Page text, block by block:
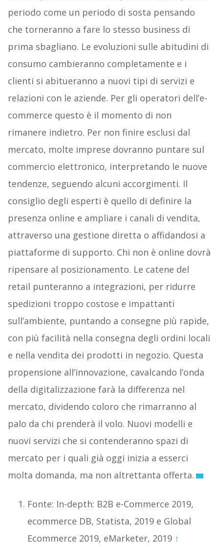
periodo come un periodo di sosta pensando
che torneranno a fare lo stesso business di
prima sbagliano. Le evoluzioni sulle abitudini di
consumo cambieranno completamente e i
clienti si abitueranno a nuovi tipi di servizi e
relazioni con le aziende. Per gli operatori dell’e-
commerce questo è il momento di non
rimanere indietro. Per non finire esclusi dal
mercato, molte imprese dovranno puntare sul
commercio elettronico, interpretando le nuove
tendenze, seguendo alcuni accorgimenti. Il
consiglio degli esperti è quello di definire la
presenza online e ampliare i canali di vendita,
attraverso una gestione diretta o affidandosi a
piattaforme di supporto. Chi non è online dovrà
ripensare al posizionamento. Le catene del
retail punteranno a integrazioni, per ridurre
spedizioni troppo costose e impattanti
sull’ambiente, puntando a consegne più rapide,
con più facilità nella consegna degli ordini locali
e nella vendita dei prodotti in negozio. Questa
propensione all’innovazione, cavalcando l’onda
della digitalizzazione farà la differenza nel
mercato, dividendo coloro che rimarranno al
palo da chi prenderà il volo. Nuovi modelli e
nuovi servizi che si contenderanno spazi di
mercato per i quali già oggi inizia a esserci
molta domanda, ma non altrettanta offerta.
Fonte: In-depth: B2B e-Commerce 2019,
ecommerce DB, Statista, 2019 e Global
Ecommerce 2019, eMarketer, 2019 ↑